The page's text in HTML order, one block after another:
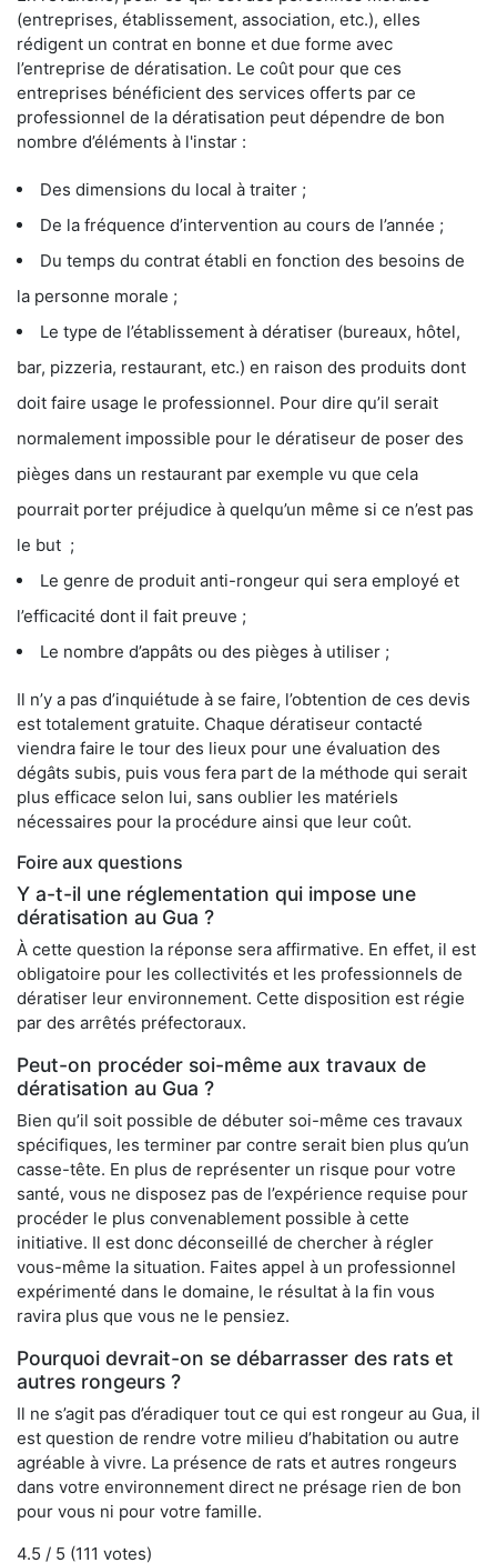
(entreprises, établissement, association, etc.), elles
rédigent un contrat en bonne et due forme avec
l’entreprise de dératisation. Le coût pour que ces
entreprises bénéficient des services offerts par ce
professionnel de la dératisation peut dépendre de bon
nombre d’éléments à l'instar :
Des dimensions du local à traiter ;
De la fréquence d’intervention au cours de l’année ;
Du temps du contrat établi en fonction des besoins de
la personne morale ;
Le type de l’établissement à dératiser (bureaux, hôtel,
bar, pizzeria, restaurant, etc.) en raison des produits dont
doit faire usage le professionnel. Pour dire qu’il serait
normalement impossible pour le dératiseur de poser des
pièges dans un restaurant par exemple vu que cela
pourrait porter préjudice à quelqu’un même si ce n’est pas
le but ;
Le genre de produit anti-rongeur qui sera employé et
l’efficacité dont il fait preuve ;
Le nombre d’appâts ou des pièges à utiliser ;
Il n’y a pas d’inquiétude à se faire, l’obtention de ces devis
est totalement gratuite. Chaque dératiseur contacté
viendra faire le tour des lieux pour une évaluation des
dégâts subis, puis vous fera part de la méthode qui serait
plus efficace selon lui, sans oublier les matériels
nécessaires pour la procédure ainsi que leur coût.
Foire aux questions
Y a-t-il une réglementation qui impose une
dératisation au Gua ?
À cette question la réponse sera affirmative. En effet, il est
obligatoire pour les collectivités et les professionnels de
dératiser leur environnement. Cette disposition est régie
par des arrêtés préfectoraux.
Peut-on procéder soi-même aux travaux de
dératisation au Gua ?
Bien qu’il soit possible de débuter soi-même ces travaux
spécifiques, les terminer par contre serait bien plus qu’un
casse-tête. En plus de représenter un risque pour votre
santé, vous ne disposez pas de l’expérience requise pour
procéder le plus convenablement possible à cette
initiative. Il est donc déconseillé de chercher à régler
vous-même la situation. Faites appel à un professionnel
expérimenté dans le domaine, le résultat à la fin vous
ravira plus que vous ne le pensiez.
Pourquoi devrait-on se débarrasser des rats et
autres rongeurs ?
Il ne s’agit pas d’éradiquer tout ce qui est rongeur au Gua, il
est question de rendre votre milieu d’habitation ou autre
agréable à vivre. La présence de rats et autres rongeurs
dans votre environnement direct ne présage rien de bon
pour vous ni pour votre famille.
4.5 / 5 (111 votes)